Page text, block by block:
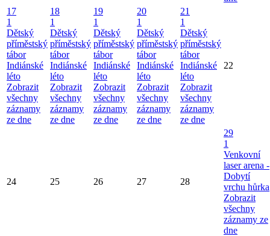
17
1
Dětský
příměstský
tábor
Indiánské
léto
Zobrazit
všechny
záznamy
ze dne
18
1
Dětský
příměstský
tábor
Indiánské
léto
Zobrazit
všechny
záznamy
ze dne
19
1
Dětský
příměstský
tábor
Indiánské
léto
Zobrazit
všechny
záznamy
ze dne
20
1
Dětský
příměstský
tábor
Indiánské
léto
Zobrazit
všechny
záznamy
ze dne
21
1
Dětský
příměstský
tábor
Indiánské
léto
Zobrazit
všechny
záznamy
ze dne
22
24 25 26 27 28
29
1
Venkovní
laser arena -
Dobytí
vrchu hůrka
Zobrazit
všechny
záznamy ze
dne